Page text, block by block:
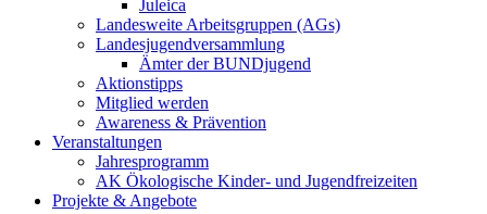
Juleica
Landesweite Arbeitsgruppen (AGs)
Landesjugendversammlung
Ämter der BUNDjugend
Aktionstipps
Mitglied werden
Awareness & Prävention
Veranstaltungen
Jahresprogramm
AK Ökologische Kinder- und Jugendfreizeiten
Projekte & Angebote